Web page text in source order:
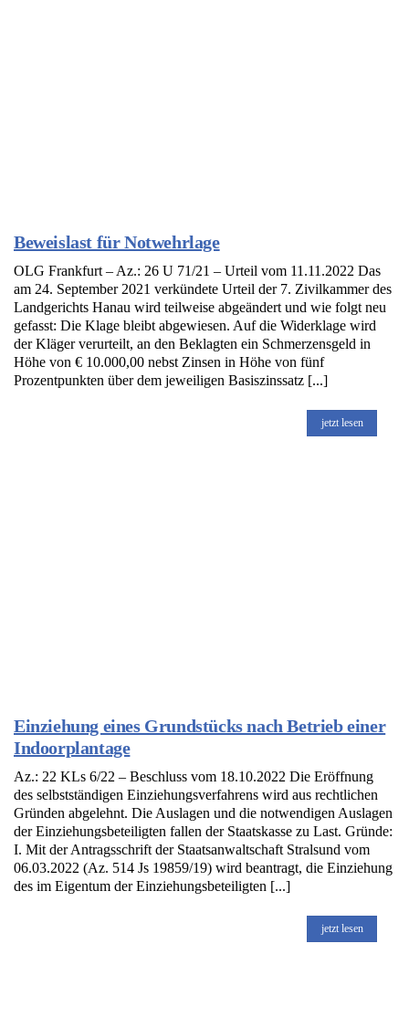
Beweislast für Notwehrlage
OLG Frankfurt – Az.: 26 U 71/21 – Urteil vom 11.11.2022 Das
am 24. September 2021 verkündete Urteil der 7. Zivilkammer des
Landgerichts Hanau wird teilweise abgeändert und wie folgt neu
gefasst: Die Klage bleibt abgewiesen. Auf die Widerklage wird
der Kläger verurteilt, an den Beklagten ein Schmerzensgeld in
Höhe von € 10.000,00 nebst Zinsen in Höhe von fünf
Prozentpunkten über dem jeweiligen Basiszinssatz [...]
jetzt lesen
Einziehung eines Grundstücks nach Betrieb einer
Indoorplantage
Az.: 22 KLs 6/22 – Beschluss vom 18.10.2022 Die Eröffnung
des selbstständigen Einziehungsverfahrens wird aus rechtlichen
Gründen abgelehnt. Die Auslagen und die notwendigen Auslagen
der Einziehungsbeteiligten fallen der Staatskasse zu Last. Gründe:
I. Mit der Antragsschrift der Staatsanwaltschaft Stralsund vom
06.03.2022 (Az. 514 Js 19859/19) wird beantragt, die Einziehung
des im Eigentum der Einziehungsbeteiligten [...]
jetzt lesen